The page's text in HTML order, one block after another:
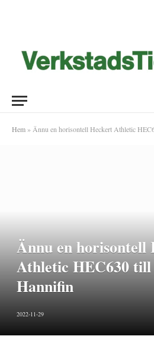
Hem » Ännu en horisontell Heckert Athletic
Ännu en horisontell
Athletic HEC630
Hannifin
2022-11-29